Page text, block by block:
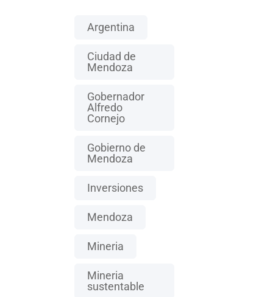
Argentina
Ciudad de
Mendoza
Gobernador
Alfredo
Cornejo
Gobierno de
Mendoza
Inversiones
Mendoza
Mineria
Mineria
sustentable